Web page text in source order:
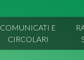
COMUNICATI E
CIRCOLARI